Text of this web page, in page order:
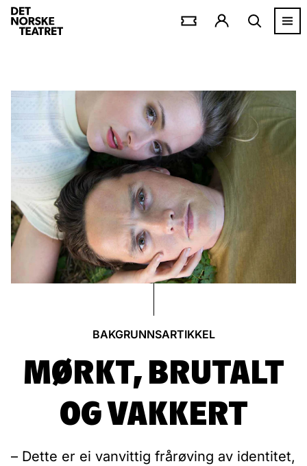
BAKGRUNNSARTIKKEL
MØRKT, BRUTALT
OG VAKKERT
– Dette er ei vanvittig frårøving av identitet,